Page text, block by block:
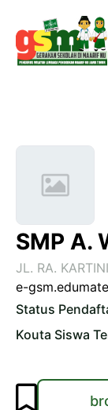
SMP A.
JL. RA.
e-
Status
Kouta Siswa